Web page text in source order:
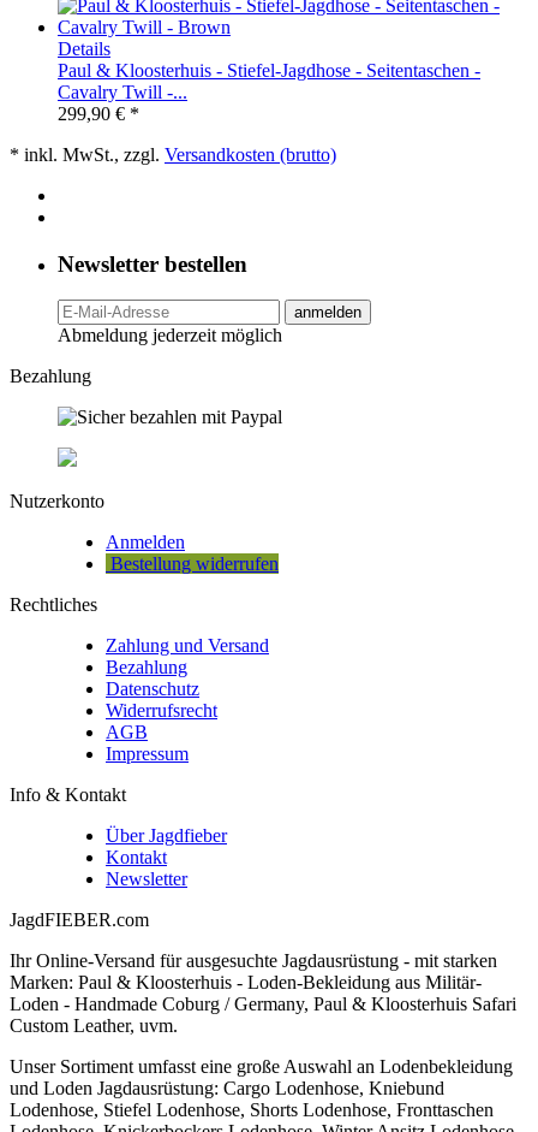
Details
Paul & Kloosterhuis - Stiefel-Jagdhose - Seitentaschen -
Cavalry Twill -...
299,90 € *
* inkl. MwSt., zzgl. Versandkosten (brutto)
Newsletter bestellen
anmelden
Abmeldung jederzeit möglich
Bezahlung
Nutzerkonto
Anmelden
Bestellung widerrufen
Rechtliches
Zahlung und Versand
Bezahlung
Datenschutz
Widerrufsrecht
AGB
Impressum
Info & Kontakt
Über Jagdfieber
Kontakt
Newsletter
JagdFIEBER.com
Ihr Online-Versand für ausgesuchte Jagdausrüstung - mit starken
Marken: Paul & Kloosterhuis - Loden-Bekleidung aus Militär-
Loden - Handmade Coburg / Germany, Paul & Kloosterhuis Safari
Custom Leather, uvm.
Unser Sortiment umfasst eine große Auswahl an Lodenbekleidung
und Loden Jagdausrüstung: Cargo Lodenhose, Kniebund
Lodenhose, Stiefel Lodenhose, Shorts Lodenhose, Fronttaschen